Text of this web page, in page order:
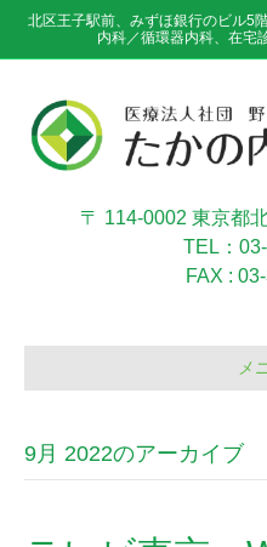
北区王子駅前、みずほ銀行のビル5
内科／循環器内科、在宅
〒 114-0002 東京都
TEL：
FAX :
メ
9月 2022のアーカイブ